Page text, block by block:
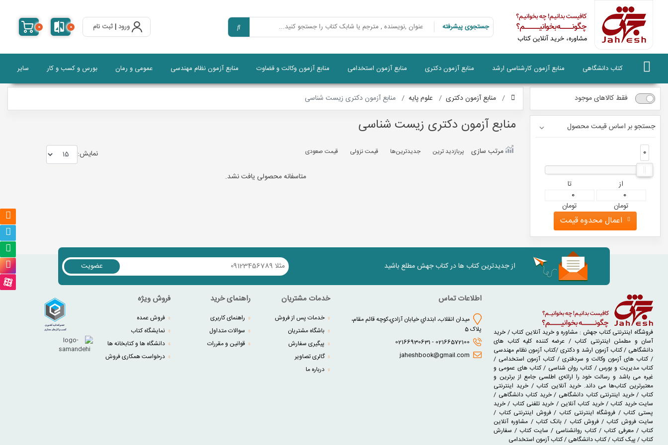
جستجوی پیشرفته ورود|ثبت نام 0
0
کتاب دانشگاهی منابع آزمون کارشناسی ارشد منابع آزمون دکتری منابع آزمون استخدامی منابع آزمون وکالت و قضاوت منابع آزمون نظام مهندسی عمومی و رمان بورس و کسب و کار سایر
فقط کالاهای موجود
جستجو بر اساس قیمت محصول
0
0
از
تومان
تا
تومان
اعمال محدوه قیمت
منابع آزمون دکتری علوم پایه منابع آزمون دکتری زیست شناسی
منابع آزمون دکتری زیست شناسی
مرتب سازی پربازديد ترين جديدترين‌ها قيمت نزولی قيمت صعودی
نمايش:
متاسفانه محصولی یافت نشد.
از جدیدترین کتاب ها در کتاب جهش مطلع باشید عضویت
فروشگاه اینترنتی کتاب جهش : مشاوره و خرید آنلاین کتاب / خرید
آسان و مطمئن اینترنتی کتاب / عرضه کننده کلیه کتاب های
دانشگاهی / کتاب آزمون ارشد و دکتری /کتاب آزمون نظام مهندسی
/ کتاب های آزمون وکالت و سردفتری / کتاب آزمون استخدامی /
کتاب مدیریت و بورس / کتاب روان شناسی / کتاب های عمومی و
غیره می باشد و رسالت خود را ارائه‌ی اطلسی جامع از برترین و
معتبرترین کتاب‌ها می داند. خرید آنلاین کتاب / خرید اینترنتی
کتاب / خرید اینترنتی کتاب دانشگاهی / خرید کتاب دانشگاهی /
سایت خرید کتاب / خرید کتاب آنلاین / خرید تلفنی کتاب / خرید
پستی کتاب / فروشگاه اینترنتی کتاب / فروش اینترنتی کتاب /
سایت فروش کتاب / فروش کتاب / بانک کتاب / مشاوره آنلاین
کتاب / معرفی کتاب / کتاب روانشناسی / سایت کتاب / سفارش
کتاب / پیک کتاب / کتاب دانشگاهی / کتاب آزمون استخدامی
اطلاعات تماس
میدان انقلاب، ابتداي خيابان آزادي،کوچه قائم مقام،
پلاک 5
خدمات مشتریان
خدمات پس از فروش
باشگاه مشتریان
پیگیری سفارش
گالری تصاویر
درباره ما
راهنمای خرید
راهنمای کاربری
سوالات متداول
قوانین و مقررات
فروش ویژه
فروش عمده
نمایشگاه کتاب
دانشگاه ها و کتابخانه ها
درخواست همکاری فروش